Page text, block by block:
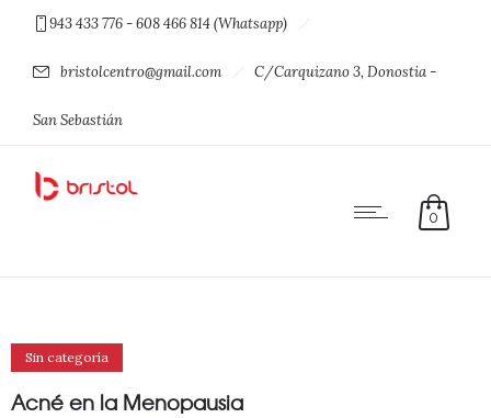
943 433 776 - 608 466 814 (Whatsapp)
bristolcentro@gmail.com C/Carquizano 3, Donostia -
San Sebastián
0
Sin categoría
Acné en la Menopausia